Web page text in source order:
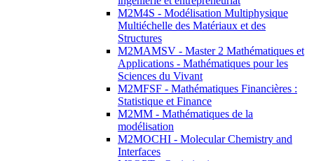
M2M4S - Modélisation Multiphysique
Multiéchelle des Matériaux et des
Structures
M2MAMSV - Master 2 Mathématiques et
Applications - Mathématiques pour les
Sciences du Vivant
M2MFSF - Mathématiques Financières :
Statistique et Finance
M2MM - Mathématiques de la
modélisation
M2MOCHI - Molecular Chemistry and
Interfaces